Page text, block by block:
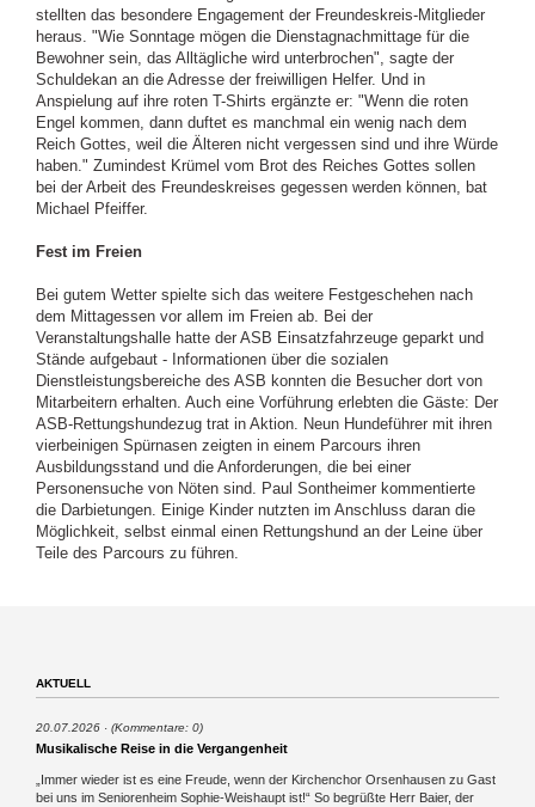
stellten das besondere Engagement der Freundeskreis-Mitglieder
heraus. "Wie Sonntage mögen die Dienstagnachmittage für die
Bewohner sein, das Alltägliche wird unterbrochen", sagte der
Schuldekan an die Adresse der freiwilligen Helfer. Und in
Anspielung auf ihre roten T-Shirts ergänzte er: "Wenn die roten
Engel kommen, dann duftet es manchmal ein wenig nach dem
Reich Gottes, weil die Älteren nicht vergessen sind und ihre Würde
haben." Zumindest Krümel vom Brot des Reiches Gottes sollen
bei der Arbeit des Freundeskreises gegessen werden können, bat
Michael Pfeiffer.
Fest im Freien
Bei gutem Wetter spielte sich das weitere Festgeschehen nach
dem Mittagessen vor allem im Freien ab. Bei der
Veranstaltungshalle hatte der ASB Einsatzfahrzeuge geparkt und
Stände aufgebaut - Informationen über die sozialen
Dienstleistungsbereiche des ASB konnten die Besucher dort von
Mitarbeitern erhalten. Auch eine Vorführung erlebten die Gäste: Der
ASB-Rettungshundezug trat in Aktion. Neun Hundeführer mit ihren
vierbeinigen Spürnasen zeigten in einem Parcours ihren
Ausbildungsstand und die Anforderungen, die bei einer
Personensuche von Nöten sind. Paul Sontheimer kommentierte
die Darbietungen. Einige Kinder nutzten im Anschluss daran die
Möglichkeit, selbst einmal einen Rettungshund an der Leine über
Teile des Parcours zu führen.
AKTUELL
20.07.2026 (Kommentare: 0)
Musikalische Reise in die Vergangenheit
„Immer wieder ist es eine Freude, wenn der Kirchenchor Orsenhausen zu Gast
bei uns im Seniorenheim Sophie-Weishaupt ist!“ So begrüßte Herr Baier, der